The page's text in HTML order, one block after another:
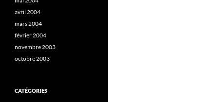
avril 2004
mars 2004
février 2004
novembre 2003
octobre 2003
CATÉGORIES